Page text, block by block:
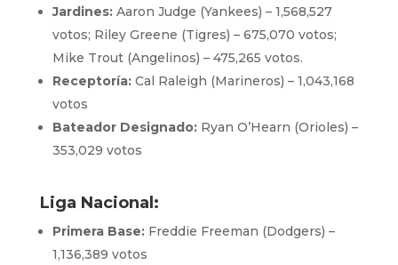
Jardines:Aaron Judge (Yankees) – 1,568,527
votos; Riley Greene (Tigres) – 675,070 votos;
Mike Trout (Angelinos) – 475,265 votos.
Receptoría:Cal Raleigh (Marineros) – 1,043,168
votos
Bateador Designado:Ryan O’Hearn (Orioles) –
353,029 votos
Liga Nacional:
Primera Base:Freddie Freeman (Dodgers) –
1,136,389 votos